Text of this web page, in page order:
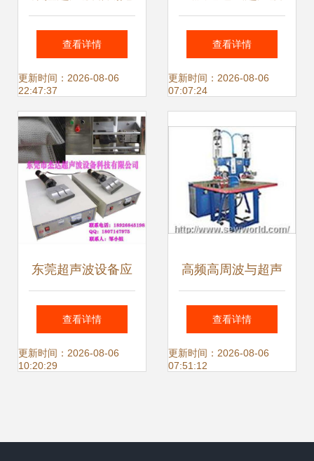
光复合加工 佛山科
林超声设备厂的创
新解决方案
查看详情
更新时间：2026-08-06
22:47:37
喷淋清洗机设备 工
业清洗的智慧选择
查看详情
更新时间：2026-08-06
07:07:24
东莞超声波设备应
用新篇章 厂家直销
的优势与未来
查看详情
更新时间：2026-08-06
10:20:29
高频高周波与超声
波设备 广东自动化
机械的创新力量
查看详情
更新时间：2026-08-06
07:51:12